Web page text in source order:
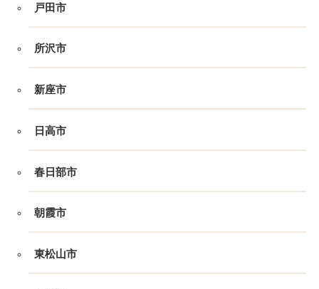
戸田市
所沢市
新座市
日高市
春日部市
朝霞市
東松山市